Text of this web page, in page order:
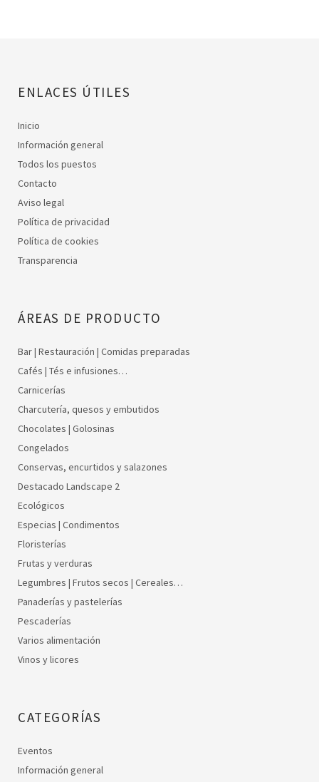
ENLACES ÚTILES
Inicio
Información general
Todos los puestos
Contacto
Aviso legal
Política de privacidad
Política de cookies
Transparencia
ÁREAS DE PRODUCTO
Bar | Restauración | Comidas preparadas
Cafés | Tés e infusiones…
Carnicerías
Charcutería, quesos y embutidos
Chocolates | Golosinas
Congelados
Conservas, encurtidos y salazones
Destacado Landscape 2
Ecológicos
Especias | Condimentos
Floristerías
Frutas y verduras
Legumbres | Frutos secos | Cereales…
Panaderías y pastelerías
Pescaderías
Varios alimentación
Vinos y licores
CATEGORÍAS
Eventos
Información general